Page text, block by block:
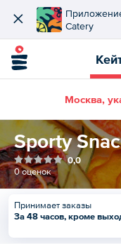
Catery
Москва,
Sporty
0,0
0 оценок
Принимает заказы
За 48 часов, кроме